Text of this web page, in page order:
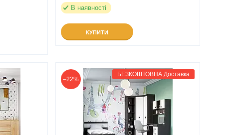
В наявності
КУПИТИ
БЕЗКОШТОВНА Доставка
–22%